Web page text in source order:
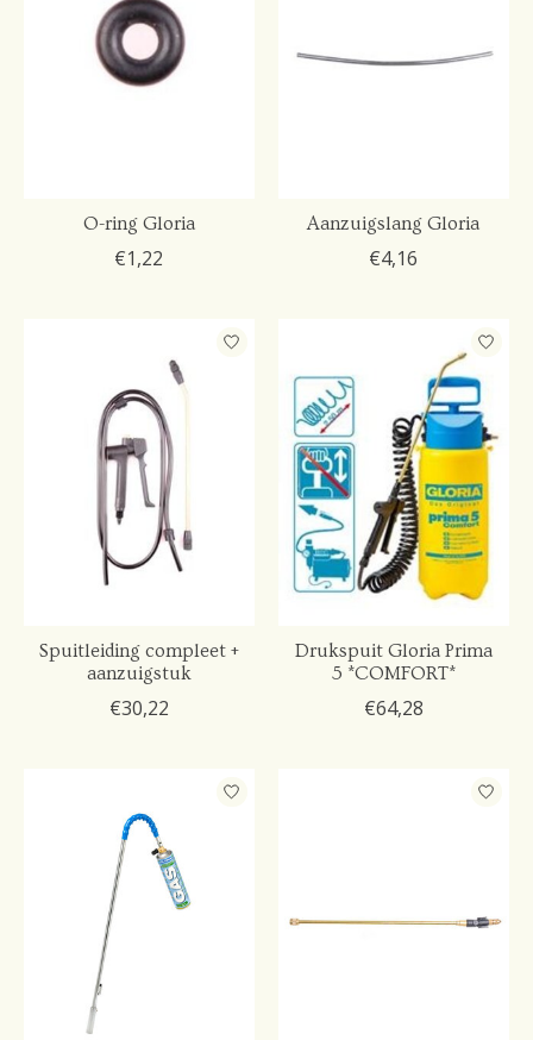
O-ring Gloria
€1,22
Aanzuigslang Gloria
€4,16
Spuitleiding compleet +
aanzuigstuk
€30,22
Drukspuit Gloria Prima
5 *COMFORT*
€64,28